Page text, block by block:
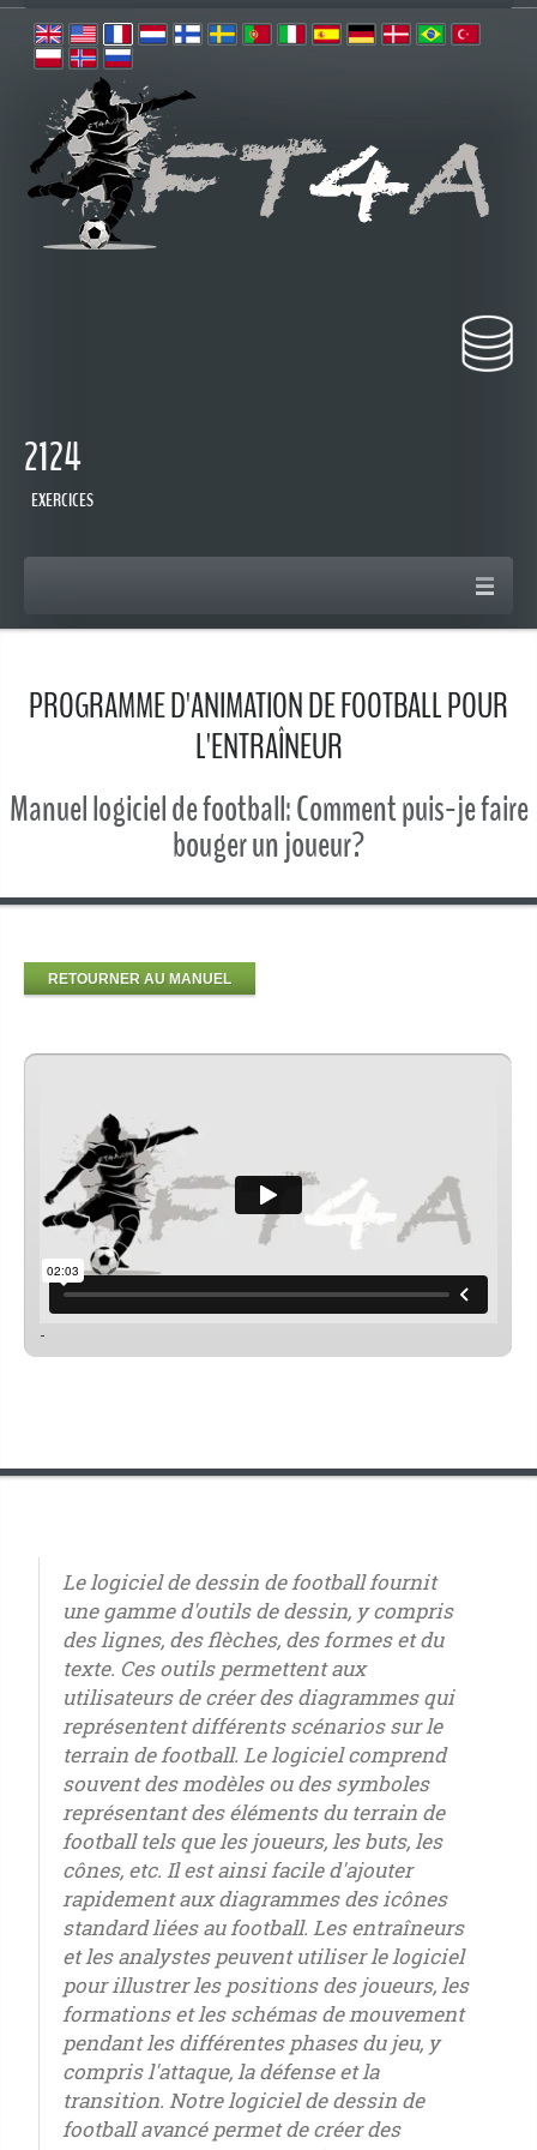
2124
EXERCICES
PROGRAMME D'ANIMATION DE FOOTBALL POUR
L'ENTRAÎNEUR
Manuel logiciel de football: Comment puis-je faire
bouger un joueur?
RETOURNER AU MANUEL
-
Le logiciel de dessin de football fournit
une gamme d'outils de dessin, y compris
des lignes, des flèches, des formes et du
texte. Ces outils permettent aux
utilisateurs de créer des diagrammes qui
représentent différents scénarios sur le
terrain de football. Le logiciel comprend
souvent des modèles ou des symboles
représentant des éléments du terrain de
football tels que les joueurs, les buts, les
cônes, etc. Il est ainsi facile d'ajouter
rapidement aux diagrammes des icônes
standard liées au football. Les entraîneurs
et les analystes peuvent utiliser le logiciel
pour illustrer les positions des joueurs, les
formations et les schémas de mouvement
pendant les différentes phases du jeu, y
compris l'attaque, la défense et la
transition. Notre logiciel de dessin de
football avancé permet de créer des